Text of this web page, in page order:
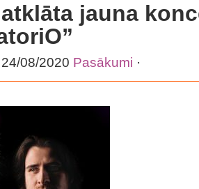
jauna
24/08/2020 Pasākumi ·